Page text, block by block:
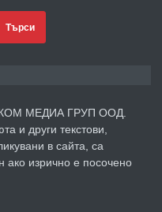
преди 5 дни
НА МЕБЕЛИ.
Търси
МЕДИА ГРУП ООД.
и други текстови,
в сайта, са
ако изрично е посочено